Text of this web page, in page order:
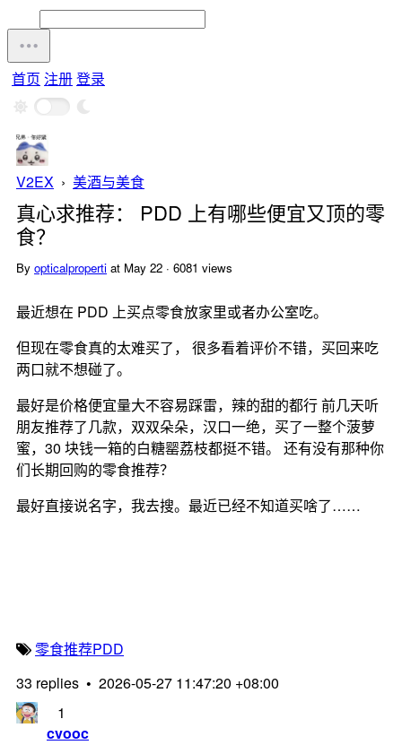
首页 注册登录
V2EX › 美酒与美食
真心求推荐： PDD 上有哪些便宜又顶的零
食？
By opticalproperti at May 22 · 6081 views
最近想在 PDD 上买点零食放家里或者办公室吃。
但现在零食真的太难买了， 很多看着评价不错，买回来吃
两口就不想碰了。
最好是价格便宜量大不容易踩雷，辣的甜的都行 前几天听
朋友推荐了几款，双双朵朵，汉口一绝，买了一整个菠萝
蜜，30 块钱一箱的白糖罂荔枝都挺不错。 还有没有那种你
们长期回购的零食推荐？
最好直接说名字，我去搜。最近已经不知道买啥了……
零食推荐PDD
33 replies • 2026-05-27 11:47:20 +08:00
1
cvooc